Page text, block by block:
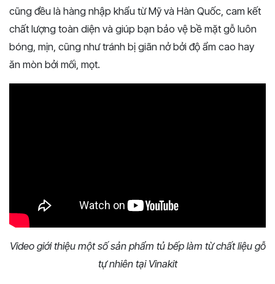
cũng đều là hàng nhập khẩu từ Mỹ và Hàn Quốc, cam kết
chất lượng toàn diện và giúp bạn bảo vệ bề mặt gỗ luôn
bóng, mịn, cũng như tránh bị giãn nở bởi độ ẩm cao hay
ăn mòn bởi mối, mọt.
Video giới thiệu một số sản phẩm tủ bếp làm từ chất liệu gỗ
tự nhiên tại Vinakit